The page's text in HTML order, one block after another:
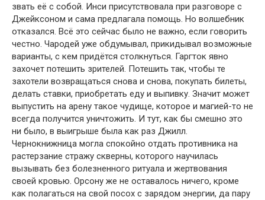
звать её с собой. Инси присутствовала при разговоре с
Джейксоном и сама предлагала помощь. Но волшебник
отказался. Всё это сейчас было не важно, если говорить
честно. Чародей уже обдумывал, прикидывал возможные
варианты, с кем придётся столкнуться. Гаргток явно
захочет потешить зрителей. Потешить так, чтобы те
захотели возвращаться снова и снова, покупать билеты,
делать ставки, приобретать еду и выпивку. Значит может
выпустить на арену такое чудище, которое и магией-то не
всегда получится уничтожить. И тут, как бы смешно это
ни было, в выигрыше была как раз Джилл.
Чернокнижница могла спокойно отдать противника на
растерзание стражу скверны, которого научилась
вызывать без болезненного ритуала и жертвования
своей кровью. Орсону же не оставалось ничего, кроме
как полагаться на свой посох с зарядом энергии, да пару